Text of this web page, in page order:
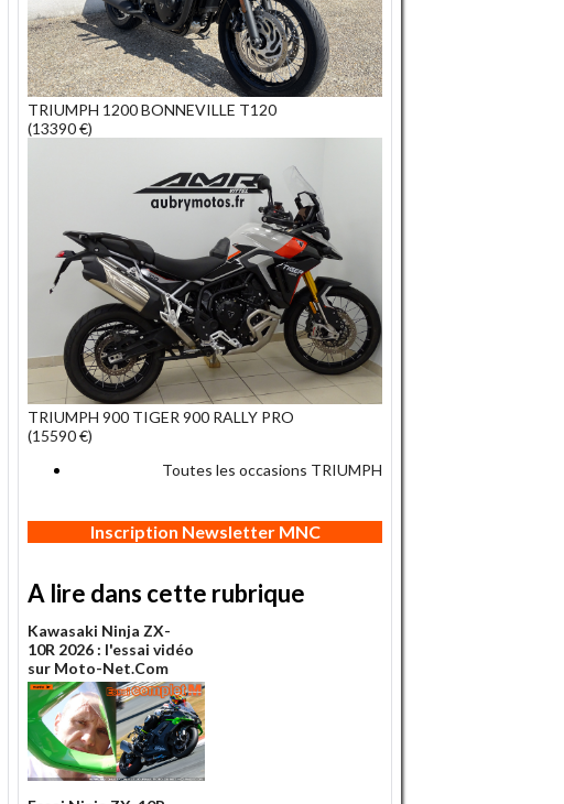
TRIUMPH 1200 BONNEVILLE T120
(13390 €)
TRIUMPH 900 TIGER 900 RALLY PRO
(15590 €)
Toutes les occasions TRIUMPH
Inscription Newsletter MNC
A lire dans cette rubrique
Kawasaki Ninja ZX-
10R 2026 : l'essai vidéo
sur Moto-Net.Com